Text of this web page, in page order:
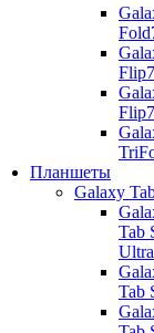
Flip7
Планшеты
Galaxy
Tab
Ultra
Tab